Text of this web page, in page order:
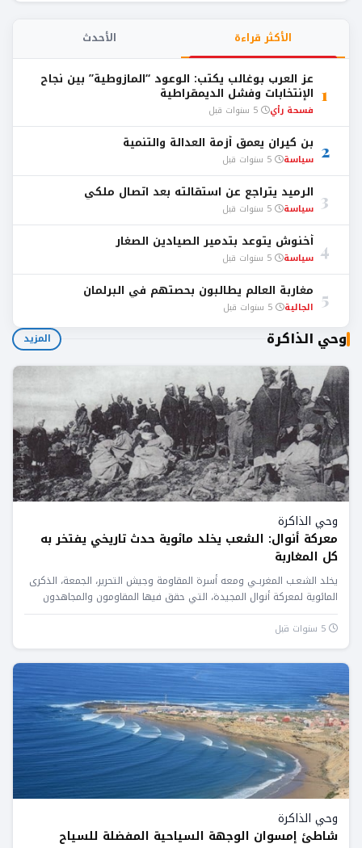
الأكثر قراءة الأحدث
1
عز العرب بوغالب يكتب: الوعود “المازوطية” بين نجاح
الإنتخابات وفشل الديمقراطية
فسحة رأي
2 بن كيران يعمق أزمة العدالة والتنمية
سياسة
3 الرميد يتراجع عن استقالته بعد اتصال ملكي
سياسة
4 أخنوش يتوعد بتدمير الصيادين الصغار
سياسة
5 مغاربة العالم يطالبون بحصتهم في البرلمان
الجالية
وحي الذاكرة المزيد
وحي الذاكرة
معركة أنوال: الشعب يخلد مائوية حدث تاريخي يفتخر به
كل المغاربة
يخلد الشعـب المغربـي ومعه أسرة المقاومة وجيش التحرير، الجمعة، الذكرى
المائوية لمعركة أنوال المجيدة، التي حقق فيها المقاومون والمجاهدون
المغاربة...
وحي الذاكرة
شاطئ إمسوان الوجهة السياحية المفضلة للسياح